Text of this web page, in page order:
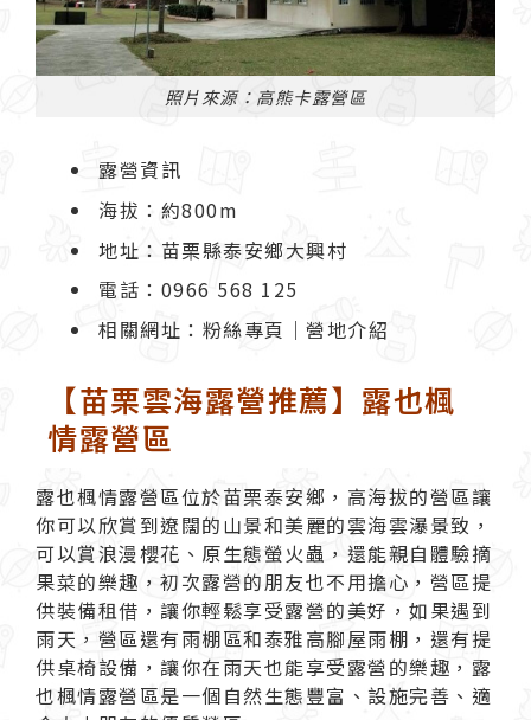
照片來源：高熊卡露營區
露營資訊
海拔：約800m
地址：苗栗縣泰安鄉大興村
電話：0966 568 125
相關網址： 粉絲專頁 ｜ 營地介紹
【苗栗雲海露營推薦】露也楓
情露營區
露也楓情露營區位於苗栗泰安鄉，高海拔的營區讓
你可以欣賞到遼闊的山景和美麗的雲海雲瀑景致，
可以賞浪漫櫻花、原生態螢火蟲，還能親自體驗摘
果菜的樂趣，初次露營的朋友也不用擔心，營區提
供裝備租借，讓你輕鬆享受露營的美好，如果遇到
雨天，營區還有雨棚區和泰雅高腳屋雨棚，還有提
供桌椅設備，讓你在雨天也能享受露營的樂趣，露
也楓情露營區是一個自然生態豐富、設施完善、適